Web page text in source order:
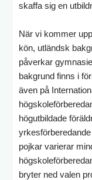
skaffa sig en
När vi kommer
kön, utländsk
påverkar
bakgrund finns i
även på
högutbildade
pojkar varierar
bryter ned valen